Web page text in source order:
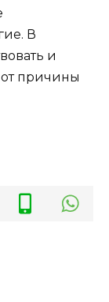
В
и
причины